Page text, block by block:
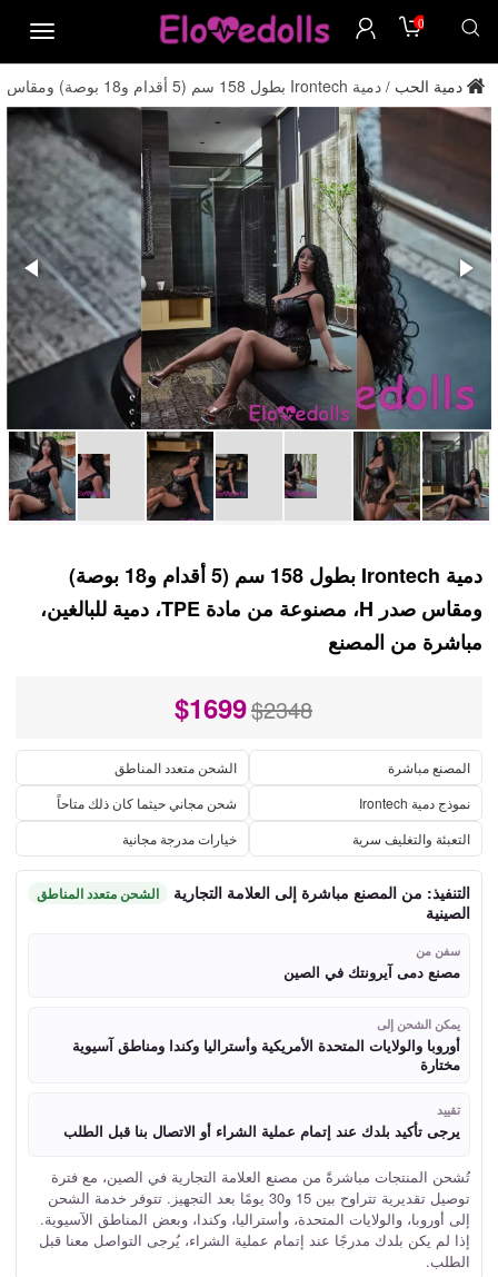
menu
0
دمية الحب /
دمية Irontech بطول 158 سم (5 أقدام و18 بوصة) ومقاس
صدر H، مصنوعة من مادة TPE، دمية للبالغين، مباشرة من المصنع
دمية Irontech بطول 158 سم (5 أقدام و18 بوصة)
ومقاس صدر H، مصنوعة من مادة TPE، دمية للبالغين،
مباشرة من المصنع
$2348
$1699
المصنع مباشرة
الشحن متعدد المناطق
نموذج دمية Irontech
شحن مجاني حيثما كان ذلك متاحاً
التعبئة والتغليف سرية
خيارات مدرجة مجانية
التنفيذ: من المصنع مباشرة إلى العلامة التجارية
الصينية
الشحن متعدد المناطق
سفن من
مصنع دمى آيرونتك في الصين
يمكن الشحن إلى
أوروبا والولايات المتحدة الأمريكية وأستراليا وكندا ومناطق آسيوية
مختارة
تقييد
يرجى تأكيد بلدك عند إتمام عملية الشراء أو الاتصال بنا قبل الطلب
تُشحن المنتجات مباشرةً من مصنع العلامة التجارية في الصين، مع فترة
توصيل تقديرية تتراوح بين 15 و30 يومًا بعد التجهيز. تتوفر خدمة الشحن
إلى أوروبا، والولايات المتحدة، وأستراليا، وكندا، وبعض المناطق الآسيوية.
إذا لم يكن بلدك مدرجًا عند إتمام عملية الشراء، يُرجى التواصل معنا قبل
الطلب.